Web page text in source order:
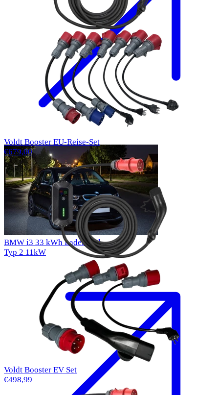
BMW i3 33 kWh Ladekabel
Typ 2 11kW
Voldt Booster EU-Reise-Set
€679,00
Voldt Booster EV Set
€498,99